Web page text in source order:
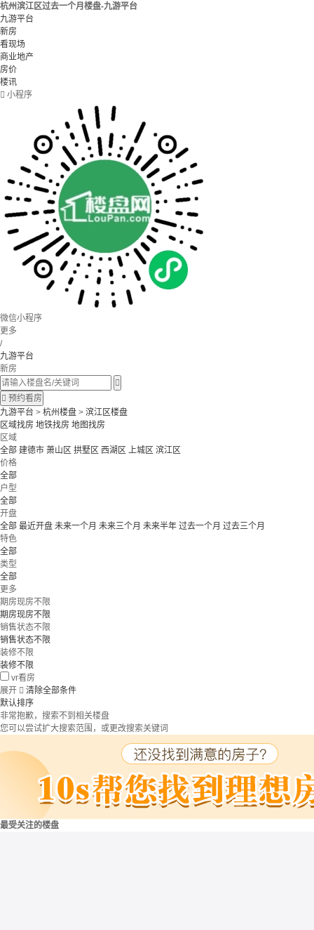
杭州滨江区过去一个月楼盘-九游平台
九游平台
新房
看现场
商业地产
房价
楼讯
 小程序
微信小程序
更多
/
九游平台
新房

 预约看房
九游平台 > 杭州楼盘 > 滨江区楼盘
区域找房 地铁找房 地图找房
区域
全部 建德市 萧山区 拱墅区 西湖区 上城区 滨江区
价格
全部
户型
全部
开盘
全部 最近开盘 未来一个月 未来三个月 未来半年 过去一个月 过去三个月
特色
全部
类型
全部
更多
期房现房不限
期房现房不限
销售状态不限
销售状态不限
装修不限
装修不限
vr看房
展开  清除全部条件
默认排序
非常抱歉，搜索不到相关楼盘
您可以尝试扩大搜索范围，或更改搜索关键词
最受关注的楼盘